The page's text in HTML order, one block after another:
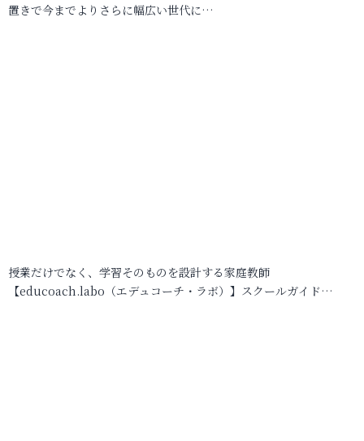
置きで今までよりさらに幅広い世代に…
授業だけでなく、学習そのものを設計する家庭教師
【educoach.labo（エデュコーチ・ラボ）】スクールガイド…